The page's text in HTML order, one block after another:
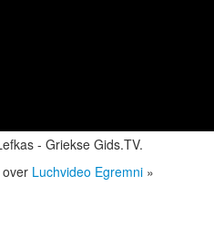
- Griekse Gids.TV.
Luchvideo Egremni »